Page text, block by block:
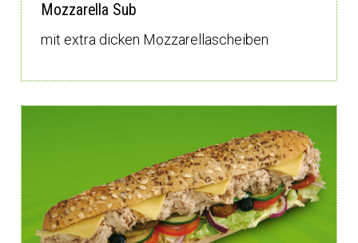
Mozzarella Sub
mit extra dicken Mozzarellascheiben